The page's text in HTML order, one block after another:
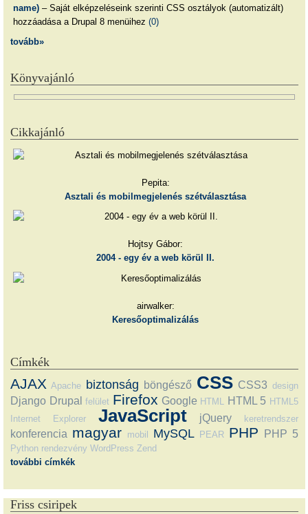
name)– Saját elképzeléseink szerinti CSS osztályok (automatizált)
hozzáadása a Drupal 8 menüihez (0)
tovább»
Könyvajánló
Cikkajánló
Pepita:
Asztali és mobilmegjelenés szétválasztása
Hojtsy Gábor:
2004 - egy év a web körül II.
airwalker:
Keresőoptimalizálás
Címkék
AJAX Apache biztonság böngésző CSS CSS3 design
Django Drupal felület Firefox Google HTML HTML 5 HTML5
Internet Explorer
JavaScript jQuery keretrendszer
konferencia magyar mobil MySQL PEAR PHP PHP 5
Python rendezvény WordPress Zend
további címkék
Friss csiripek